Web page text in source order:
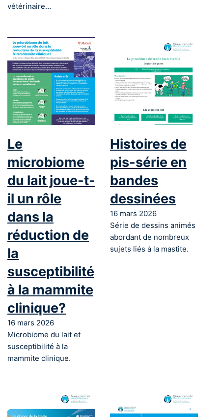
vétérinaire…
Le
microbiome
du lait joue-t-
il un rôle
dans la
réduction de
la
susceptibilité
à la mammite
clinique?
16 mars 2026
Microbiome du lait et
susceptibilité à la
mammite clinique.
Histoires de
pis-série en
bandes
dessinées
16 mars 2026
Série de dessins animés
abordant de nombreux
sujets liés à la mastite.